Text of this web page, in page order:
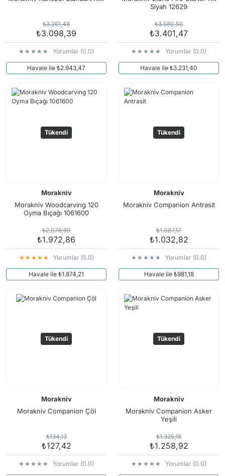
₺3.261,46
₺3.098,39
Yorumlar (0.0)
Havale ile ₺2.943,47
Siyah 12629
₺3.580,50
₺3.401,47
Yorumlar (0.0)
Havale ile ₺3.231,40
Tükendi
Morakniv
Morakniv Woodcarving 120
Oyma Bıçağı 1061600
₺2.076,69
₺1.972,86
Yorumlar (5.0)
Havale ile ₺1.874,21
Tükendi
Morakniv
Morakniv Companion Antrasit
₺1.087,17
₺1.032,82
Yorumlar (0.0)
Havale ile ₺981,18
Tükendi
Morakniv
Morakniv Companion Çöl
₺134,13
₺127,42
Yorumlar (0.0)
Tükendi
Morakniv
Morakniv Companion Asker
Yeşili
₺1.325,18
₺1.258,92
Yorumlar (0.0)